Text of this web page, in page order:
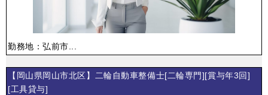
勤務地：弘前市...
【岡山県岡山市北区】二輪自動車整備士[二輪専門][賞与年3回]
[工具貸与]